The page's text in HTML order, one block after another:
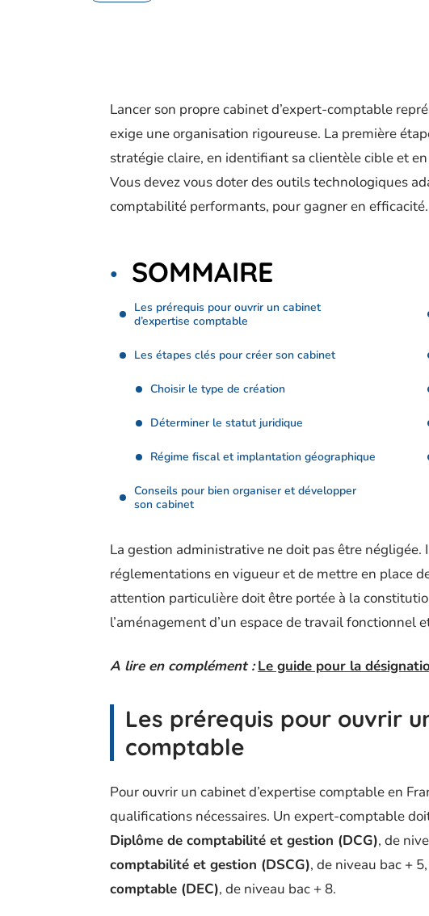
Lancer son propre cabinet d’expert-comptable
exige une organisation rigoureuse. La première
stratégie claire, en identifiant sa clientèle cible et
Vous devez vous doter des outils technologiques
comptabilité performants, pour gagner en efficacité.
SOMMAIRE
Les prérequis pour ouvrir un cabinet
d’expertise comptable
Les étapes clés pour créer son cabinet
Choisir le type de création
Déterminer le statut juridique
Régime fiscal et implantation géographique
Conseils pour bien organiser et développer
son cabinet
La gestion administrative ne doit pas être
réglementations en vigueur et de mettre en place
attention particulière doit être portée à la
l’aménagement d’un espace de travail fonctionnel
A lire en complément : Le guide pour la
Les prérequis pour ouvrir
comptable
Pour ouvrir un cabinet d’expertise comptable en
qualifications nécessaires. Un expert-comptable
Diplôme de comptabilité et gestion (DCG), de
comptabilité et gestion (DSCG), de niveau bac +
comptable (DEC), de niveau bac + 8.